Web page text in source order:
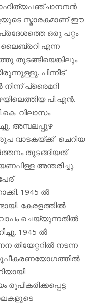
സ്മാരകമാണ് ഈ
ഒരു പറ്റം
ലൈബ്രറി എന്ന
തുടങ്ങിയെങ്കിലും
പിന്നീട്
നിന്ന് പ്രൈമറി
പി.എന്‍.
വിലാസം
അമ്പലപ്പുഴ
വാടകയ്ക്ക് ചെറിയ
തുടങ്ങിയത്.
അന്തരിച്ചു.
1945 ല്‍
കേരളത്തില്‍
ചെയ്യുന്നതില്‍
1945 ല്‍
നടന്ന